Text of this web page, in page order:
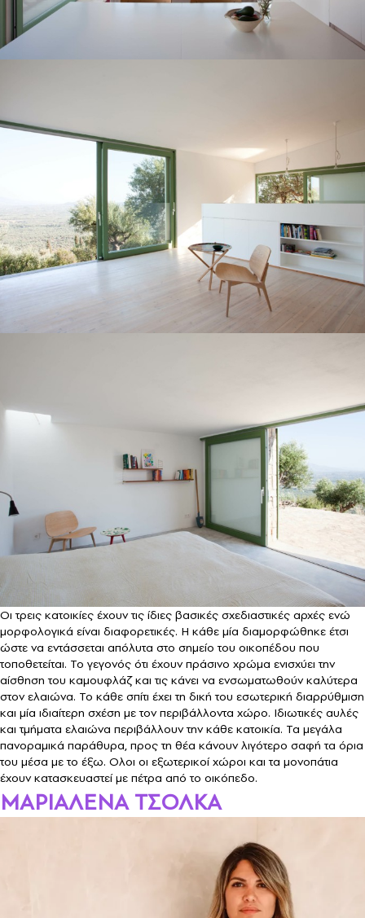
Οι τρεις κατοικίες έχουν τις ίδιες βασικές σχεδιαστικές αρχές ενώ
μορφολογικά είναι διαφορετικές. Η κάθε μία διαμορφώθηκε έτσι
ώστε να εντάσσεται απόλυτα στο σημείο του οικοπέδου που
τοποθετείται. Το γεγονός ότι έχουν πράσινο χρώμα ενισχύει την
αίσθηση του καμουφλάζ και τις κάνει να ενσωματωθούν καλύτερα
στον ελαιώνα. Το κάθε σπίτι έχει τη δική του εσωτερική διαρρύθμιση
και μία ιδιαίτερη σχέση με τον περιβάλλοντα χώρο. Ιδιωτικές αυλές
και τμήματα ελαιώνα περιβάλλουν την κάθε κατοικία. Τα μεγάλα
πανοραμικά παράθυρα, προς τη θέα κάνουν λιγότερο σαφή τα όρια
του μέσα με το έξω. Ολοι οι εξωτερικοί χώροι και τα μονοπάτια
έχουν κατασκευαστεί με πέτρα από το οικόπεδο.
ΜAΡΙΑΛΕΝΑ ΤΣΟΛΚΑ